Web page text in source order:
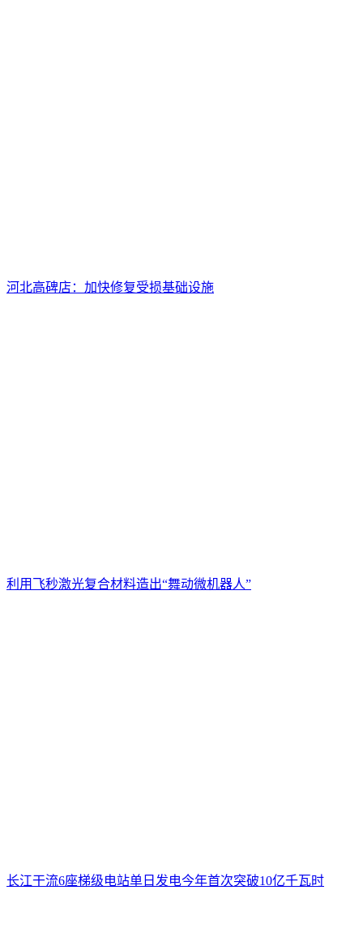
河北高碑店：加快修复受损基础设施
利用飞秒激光复合材料造出“舞动微机器人”
长江干流6座梯级电站单日发电今年首次突破10亿千瓦时